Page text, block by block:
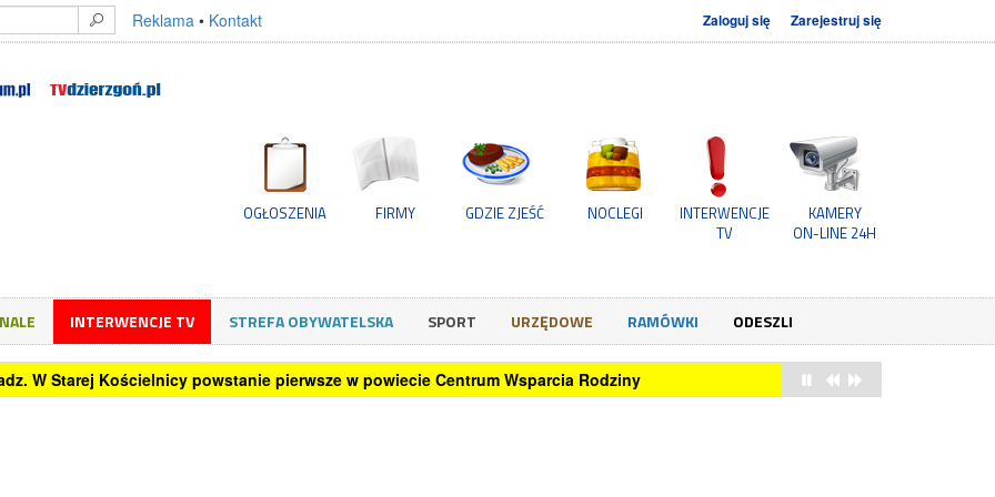
Reklama • Kontakt Zaloguj się Zarejestruj się
OGŁOSZENIA FIRMY GDZIE ZJEŚĆ NOCLEGI
INTERWENCJE
TV
KAMERY
ON-LINE 24H
INTERWENCJE TV STREFA OBYWATELSKA SPORT URZĘDOWE RAMÓWKI ODESZLI
W Starej Kościelnicy powstanie pierwsze w powiecie Centrum Wsparcia Rodziny